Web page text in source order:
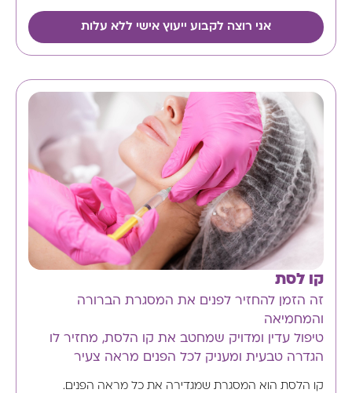
אני רוצה לקבוע ייעוץ אישי ללא עלות
קו לסת
זה הזמן להחזיר לפנים את המסגרת הברורה
והמחמיאה
טיפול עדין ומדויק שמחטב את קו הלסת, מחזיר לו
הגדרה טבעית ומעניק לכל הפנים מראה צעיר
קו הלסת הוא המסגרת שמגדירה את כל מראה הפנים.